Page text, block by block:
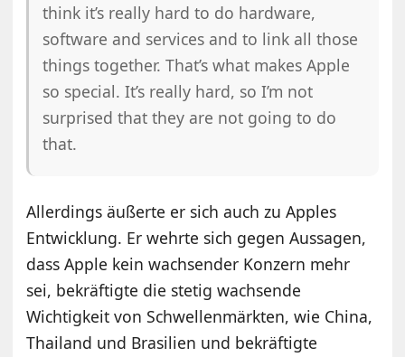
think it’s really hard to do hardware,
software and services and to link all those
things together. That’s what makes Apple
so special. It’s really hard, so I’m not
surprised that they are not going to do
that.
Allerdings äußerte er sich auch zu Apples
Entwicklung. Er wehrte sich gegen Aussagen,
dass Apple kein wachsender Konzern mehr
sei, bekräftigte die stetig wachsende
Wichtigkeit von Schwellenmärkten, wie China,
Thailand und Brasilien und bekräftigte